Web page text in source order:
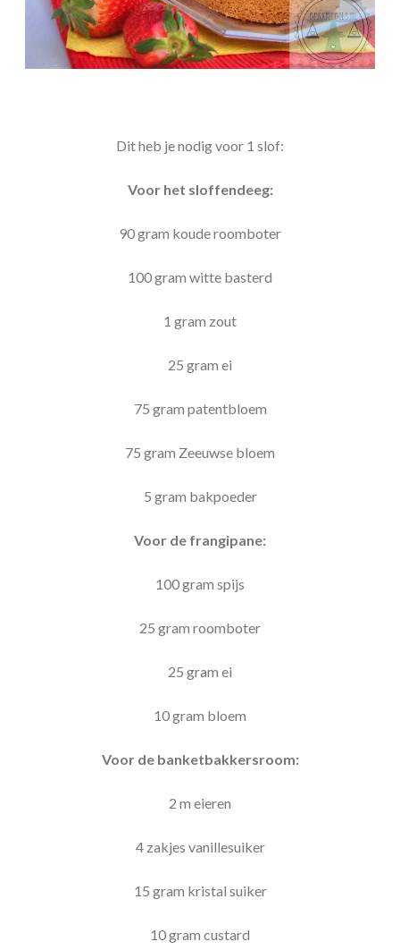
Dit heb je nodig voor 1 slof:
Voor het sloffendeeg:
90 gram koude roomboter
100 gram witte basterd
1 gram zout
25 gram ei
75 gram patentbloem
75 gram Zeeuwse bloem
5 gram bakpoeder
Voor de frangipane:
100 gram spijs
25 gram roomboter
25 gram ei
10 gram bloem
Voor de banketbakkersroom:
2 m eieren
4 zakjes vanillesuiker
15 gram kristal suiker
10 gram custard